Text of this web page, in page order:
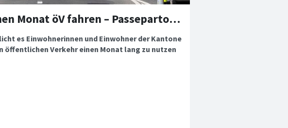
Eine Woche bezahlen, einen Monat öV fahren – Passepartout-Schnupperangebot
es Einwohnerinnen und Einwohner der Kantone
öffentlichen Verkehr einen Monat lang zu nutzen